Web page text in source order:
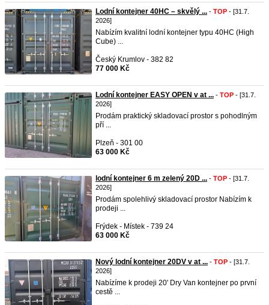
Lodní kontejner 40HC – skvělý ... - TOP - [31.7.
2026]
Nabízím kvalitní lodní kontejner typu 40HC (High
Cube) ...
Český Krumlov - 382 82
77 000 Kč
Lodní kontejner EASY OPEN v at ... - TOP - [31.7.
2026]
Prodám praktický skladovací prostor s pohodlným
pří ...
Plzeň - 301 00
63 000 Kč
lodní kontejner 6 m zelený 20D ... - TOP - [31.7.
2026]
Prodám spolehlivý skladovací prostor Nabízím k
prodeji ...
Frýdek - Místek - 739 24
63 000 Kč
Nový lodní kontejner 20DV v at ... - TOP - [31.7.
2026]
Nabízíme k prodeji 20' Dry Van kontejner po první
cestě ...